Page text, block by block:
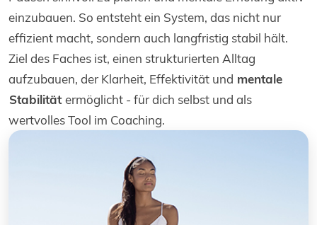
einzubauen. So entsteht ein System, das nicht nur
effizient macht, sondern auch langfristig stabil hält.
Ziel des Faches ist, einen strukturierten Alltag
aufzubauen, der Klarheit, Effektivität und mentale
Stabilität ermöglicht - für dich selbst und als
wertvolles Tool im Coaching.